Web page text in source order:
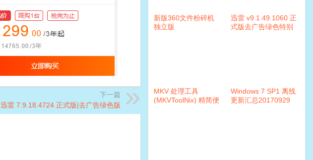
下一篇
迅雷 7.9.18.4724 正式版|去广告绿色版
新版360文件粉碎机
独立版
迅雷 v9.1.49.1060 正
式版去广告绿色特别
MKV 处理工具
(MKVToolNix) 精简便
Windows 7 SP1 离线
更新汇总20170929